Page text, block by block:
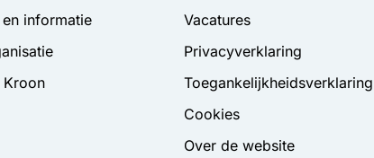
informatie
Kroon
Vacatures
Privacyverklaring
Toegankelijkheidsverklaring
Cookies
Over de website